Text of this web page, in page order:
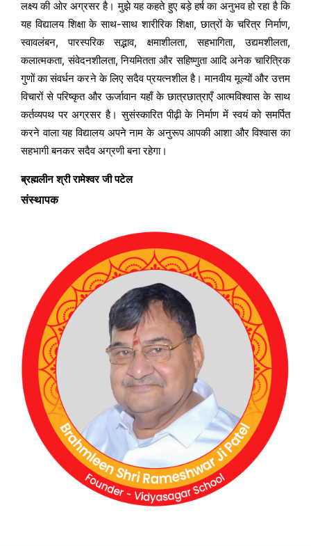
लक्ष्य की ओर अग्रसर है। मुझे यह कहते हुए बड़े हर्ष का अनुभव हो रहा है कि
यह विद्यालय शिक्षा के साथ-साथ शारीरिक शिक्षा, छात्रों के चरित्र निर्माण,
स्वावलंबन, पारस्परिक सद्भाव, क्षमाशीलता, सहभागिता, उद्यमशीलता,
कलात्मकता, संवेदनशीलता, नियमितता और सहिष्णुता आदि अनेक चारित्रिक
गुणों का संवर्धन करने के लिए सदैव प्रयत्नशील है। मानवीय मूल्यों और उत्तम
विचारों से परिष्कृत और ऊर्जावान यहाँ के छात्रछात्राएँ आत्मविश्वास के साथ
कर्तव्यपथ पर अग्रसर है। सुसंस्कारित पीढ़ी के निर्माण में स्वयं को समर्पित
करने वाला यह विद्यालय अपने नाम के अनुरूप आपकी आशा और विश्वास का
सहभागी बनकर सदैव अग्रणी बना रहेगा।
ब्रह्मलीन श्री रामेश्वर जी पटेल
संस्थापक